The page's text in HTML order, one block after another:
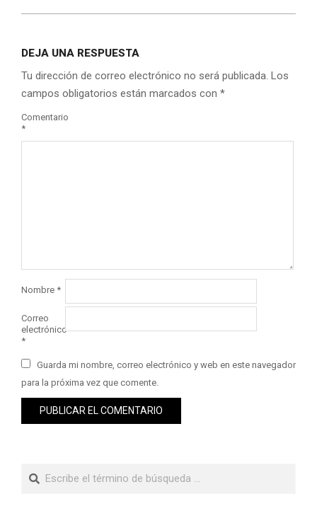
DEJA UNA RESPUESTA
Tu dirección de correo electrónico no será publicada. Los
campos obligatorios están marcados con *
Comentario
*
Nombre *
Correo
electrónico
*
Guarda mi nombre, correo electrónico y web en este navegador
para la próxima vez que comente.